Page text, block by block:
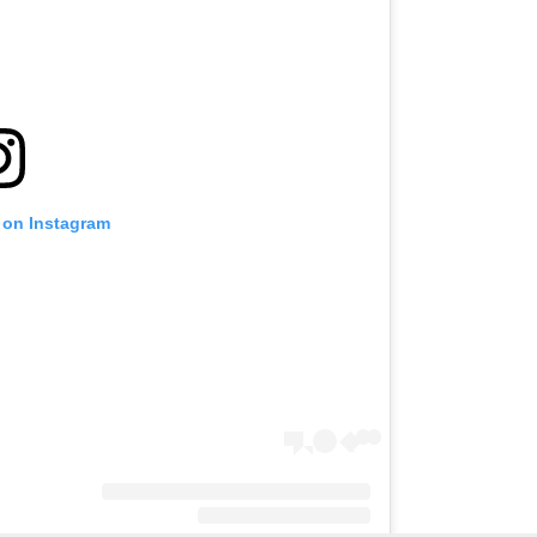
Instagram